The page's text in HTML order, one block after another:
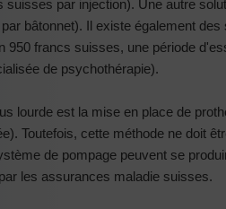
par injection). Une autre
bâtonnet). Il existe également
950 francs suisses, une période
de psychothérapie).
lourde est la mise en place de
Toutefois, cette méthode ne doit
de pompage peuvent se
les assurances maladie suisses.